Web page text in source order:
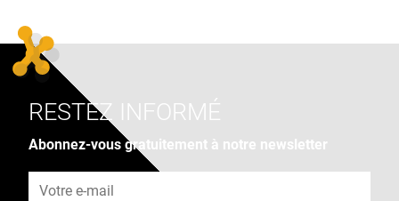
RESTEZ INFORMÉ
Abonnez-vous gratuitement à notre newsletter